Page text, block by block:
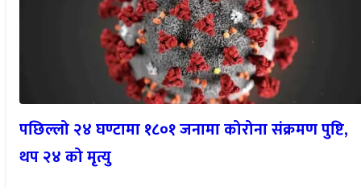
पछिल्लो २४ घण्टामा १८०१ जनामा कोरोना संक्रमण पुष्टि,
थप २४ को मृत्यु